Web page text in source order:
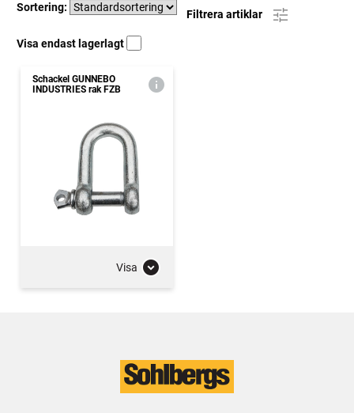
Sortering:
Filtrera artiklar
Visa endast lagerlagt
Schackel GUNNEBO
INDUSTRIES rak FZB
Visa